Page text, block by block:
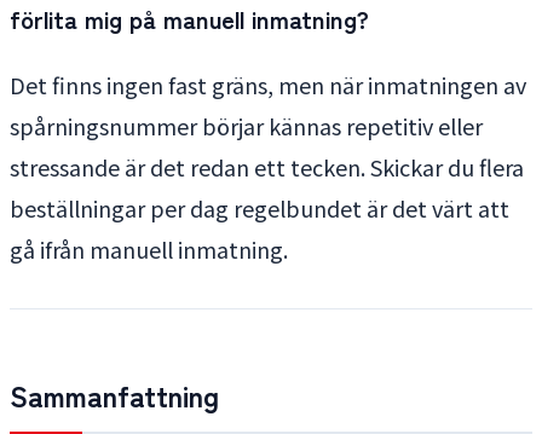
förlita mig på manuell inmatning?
Det finns ingen fast gräns, men när inmatningen av
spårningsnummer börjar kännas repetitiv eller
stressande är det redan ett tecken. Skickar du flera
beställningar per dag regelbundet är det värt att
gå ifrån manuell inmatning.
Sammanfattning